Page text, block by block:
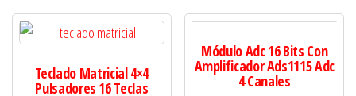
Teclado Matricial 4×4
Pulsadores 16 Teclas
Módulo Adc 16 Bits Con
Amplificador Ads1115 Adc
4 Canales